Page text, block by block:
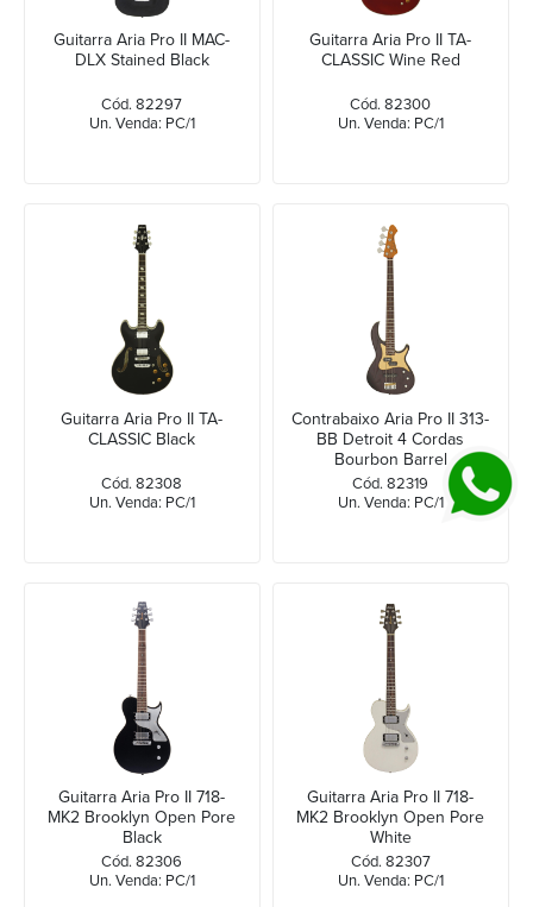
Guitarra Aria Pro II MAC-
DLX Stained Black
Cód. 82297
Un. Venda: PC/1
Guitarra Aria Pro II TA-
CLASSIC Wine Red
Cód. 82300
Un. Venda: PC/1
Guitarra Aria Pro II TA-
CLASSIC Black
Cód. 82308
Un. Venda: PC/1
Contrabaixo Aria Pro II 313-
BB Detroit 4 Cordas
Bourbon Barrel
Cód. 82319
Un. Venda: PC/1
Guitarra Aria Pro II 718-
MK2 Brooklyn Open Pore
Black
Cód. 82306
Un. Venda: PC/1
Guitarra Aria Pro II 718-
MK2 Brooklyn Open Pore
White
Cód. 82307
Un. Venda: PC/1